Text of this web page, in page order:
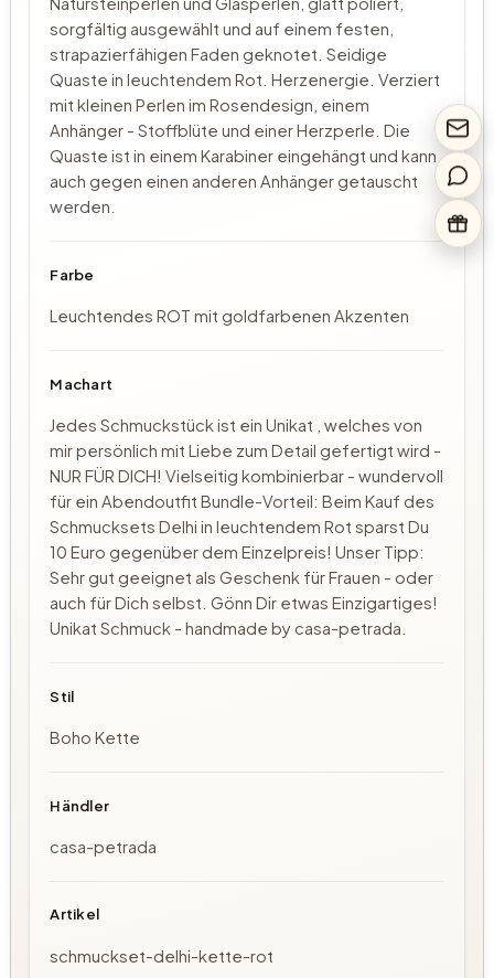
sorgfältig ausgewählt und auf einem festen,
strapazierfähigen Faden geknotet. Seidige
Quaste in leuchtendem Rot. Herzenergie. Verziert
mit kleinen Perlen im Rosendesign, einem
Anhänger - Stoffblüte und einer Herzperle. Die
Quaste ist in einem Karabiner eingehängt und kann
auch gegen einen anderen Anhänger getauscht
werden.
Farbe
Leuchtendes ROT mit goldfarbenen Akzenten
Machart
Jedes Schmuckstück ist ein Unikat , welches von
mir persönlich mit Liebe zum Detail gefertigt wird -
NUR FÜR DICH! Vielseitig kombinierbar - wundervoll
für ein Abendoutfit Bundle-Vorteil: Beim Kauf des
Schmucksets Delhi in leuchtendem Rot sparst Du
10 Euro gegenüber dem Einzelpreis! Unser Tipp:
Sehr gut geeignet als Geschenk für Frauen - oder
auch für Dich selbst. Gönn Dir etwas Einzigartiges!
Unikat Schmuck - handmade by casa-petrada.
Stil
Boho Kette
Händler
casa-petrada
Artikel
schmuckset-delhi-kette-rot